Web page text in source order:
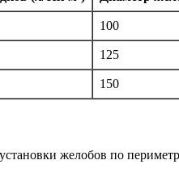
100
125
150
установки желобов по